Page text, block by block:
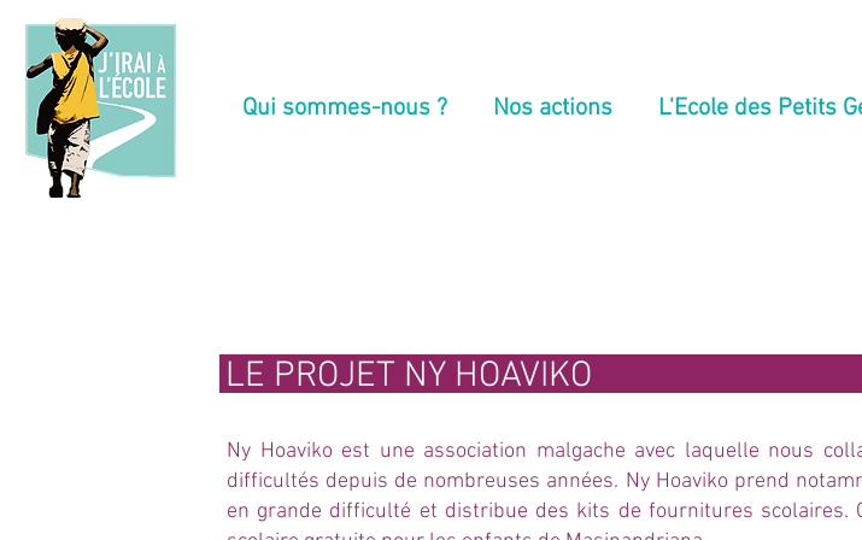
Qui sommes-nous ? Nos actions L'Ecole des Petits
LE PROJET NY HOAVIKO
Ny Hoaviko est une association malgache avec laquelle nous
difficultés depuis de nombreuses années. Ny Hoaviko prend
en grande difficulté et distribue des kits de fournitures scolaires.